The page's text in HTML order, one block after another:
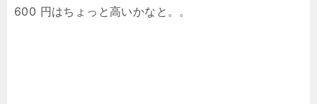
600 円はちょっと高いかなと。。